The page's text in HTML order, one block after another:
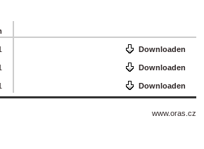
Downloaden
Downloaden
Downloaden
www.oras.cz